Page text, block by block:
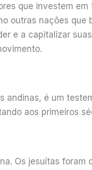
que investem
outras nações
e a capitalizar
andinas, é um
aos primeiros
Os jesuítas foram